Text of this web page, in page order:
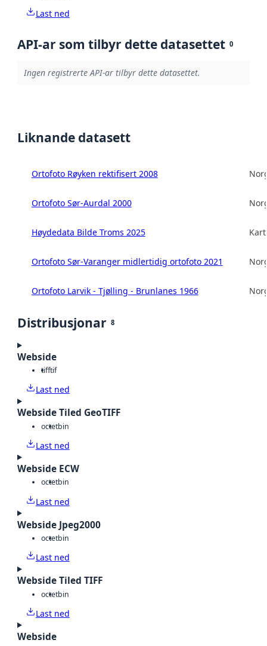
Last ned
API-ar som tilbyr dette datasettet 0
Ingen registrerte API-ar tilbyr dette datasettet.
Liknande datasett
Ortofoto Røyken rektifisert 2008
Ortofoto Sør-Aurdal 2000
Høydedata Bilde Troms 2025
Ortofoto Sør-Varanger midlertidig ortofoto 2021
Ortofoto Larvik - Tjølling - Brunlanes 1966
Distribusjonar 8
Webside
tifftif
Last ned
Webside Tiled GeoTIFF
octetbin
Last ned
Webside ECW
octetbin
Last ned
Webside Jpeg2000
octetbin
Last ned
Webside Tiled TIFF
octetbin
Last ned
Webside